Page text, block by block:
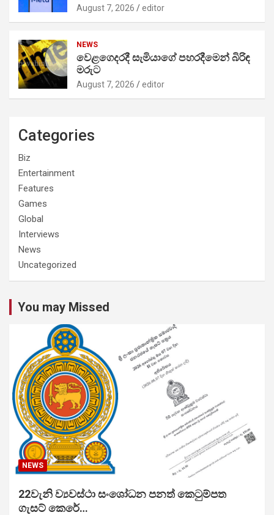
August 7, 2026 editor
NEWS
වෙළගෙදරදී සැමියාගේ පහරදීමෙන් බිරිඳ
මරුට
August 7, 2026 editor
Categories
Biz
Entertainment
Features
Games
Global
Interviews
News
Uncategorized
You may Missed
NEWS
22වැනි ව්‍යවස්ථා සංශෝධන පනත් කෙටුම්පත
ගැසට් කෙරේ…